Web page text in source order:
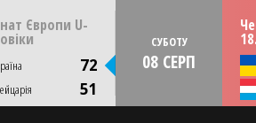
Європи U-
72
51
07 серпня 14:30
Пів. Македонія
НОВИНА
ВІДЕО
СУБОТУ
08 СЕРП